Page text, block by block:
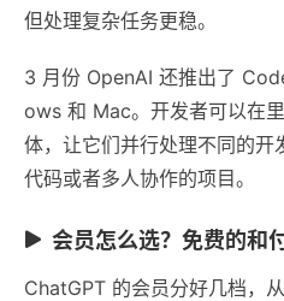
但处理复杂任务更稳。
3 月份 OpenAI 还推出了
ows 和 Mac。开发者可以在
体，让它们并行处理不同的开
代码或者多人协作的项目。
会员怎么选？免费的和
ChatGPT 的会员分好几档，